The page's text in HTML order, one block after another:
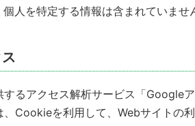
人を特定する情報は含まれていませ
るアクセス解析サービス「Google
Cookieを利用して、Webサイトの利